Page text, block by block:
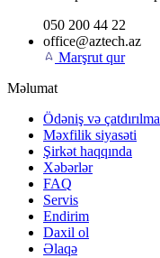
050 200 44 22
office@aztech.az
Marşrut qur
Məlumat
Ödəniş və çatdırılma
Məxfilik siyasəti
Şirkət haqqında
Xəbərlər
FAQ
Servis
Endirim
Daxil ol
Əlaqə